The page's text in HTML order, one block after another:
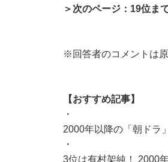
＞次のページ：19位ま
※回答者のコメントは
【おすすめ記事】
・
2000年以降の「朝ドラ
・
3位は有村架純！ 2000